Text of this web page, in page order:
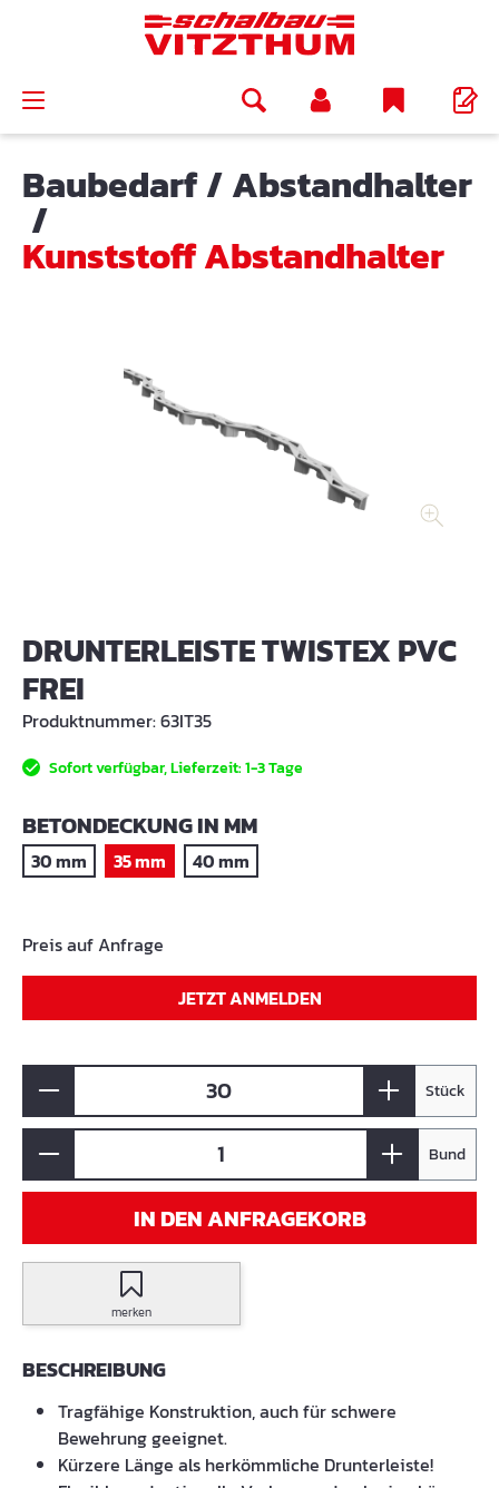
Baubedarf/Abstandhalter
/
Kunststoff Abstandhalter
DRUNTERLEISTE TWISTEX PVC
FREI
Produktnummer:63IT35
Sofort verfügbar, Lieferzeit: 1-3 Tage
BETONDECKUNG IN MMAUSWÄHLEN
30 mm 35 mm 40 mm
Preis auf Anfrage
JETZT ANMELDEN
Stück
Bund
IN DEN ANFRAGEKORB
merken
BESCHREIBUNG
Tragfähige Konstruktion, auch für schwere
Bewehrung geeignet.
Kürzere Länge als herkömmliche Drunterleiste!